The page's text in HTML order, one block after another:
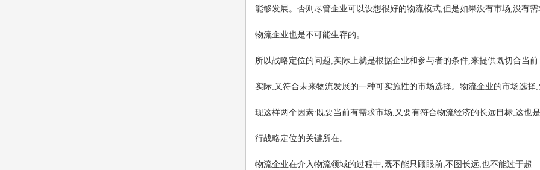
能够发展。否则尽管企业可以设想很好的物流模式,但是如果没有市场,没有需
物流企业也是不可能生存的。
所以战略定位的问题,实际上就是根据企业和参与者的条件,来提供既切合当前
实际,又符合未来物流发展的一种可实施性的市场选择。物流企业的市场选择,
现这样两个因素:既要当前有需求市场,又要有符合物流经济的长远目标,这也
行战略定位的关键所在。
物流企业在介入物流领域的过程中,既不能只顾眼前,不图长远,也不能过于超